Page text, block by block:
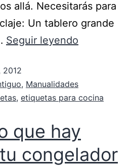
allá. Necesitarás para
Un tablero grande
Seguir leyendo
2012
, Manualidades
, etiquetas para cocina
que hay
congelador